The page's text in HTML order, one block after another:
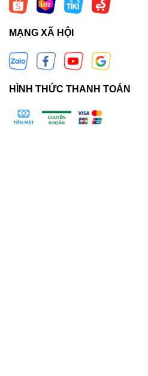
MẠNG XÃ HỘI
HÌNH THỨC THANH TOÁN